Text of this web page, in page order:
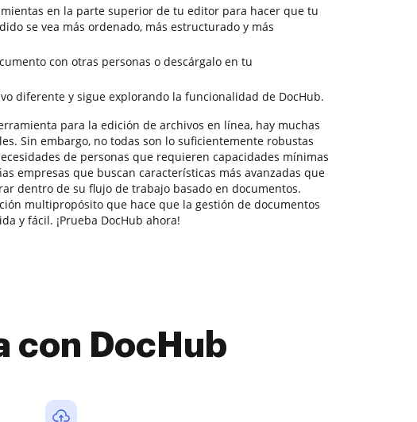
en la parte superior de tu editor para hacer que tu
se vea más ordenado, más estructurado y más
con otras personas o descárgalo en tu
diferente y sigue explorando la funcionalidad de DocHub.
para la edición de archivos en línea, hay muchas
Sin embargo, no todas son lo suficientemente robustas
de personas que requieren capacidades mínimas
empresas que buscan características más avanzadas que
dentro de su flujo de trabajo basado en documentos.
multipropósito que hace que la gestión de documentos
y fácil. ¡Prueba DocHub ahora!
con DocHub